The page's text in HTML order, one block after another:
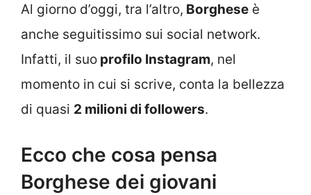
Al giorno d’oggi, tra l’altro, Borghese è
anche seguitissimo sui social network.
Infatti, il suo profilo Instagram, nel
momento in cui si scrive, conta la bellezza
di quasi 2 milioni di followers.
Ecco che cosa pensa
Borghese dei giovani